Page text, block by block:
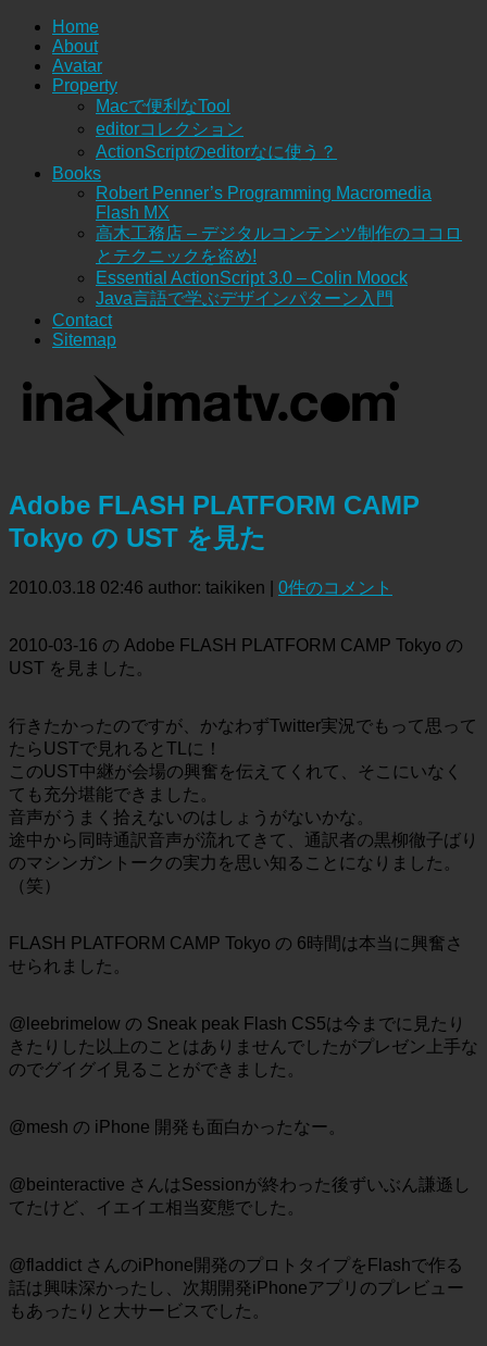
Home
About
Avatar
Property
Macで便利なTool
editorコレクション
ActionScriptのeditorなに使う？
Books
Robert Penner’s Programming Macromedia
Flash MX
高木工務店 – デジタルコンテンツ制作のココロ
とテクニックを盗め!
Essential ActionScript 3.0 – Colin Moock
Java言語で学ぶデザインパターン入門
Contact
Sitemap
Adobe FLASH PLATFORM CAMP
Tokyo の UST を見た
2010.03.18 02:46 author: taikiken 0件のコメント
2010-03-16 の Adobe FLASH PLATFORM CAMP Tokyo の
UST を見ました。
行きたかったのですが、かなわずTwitter実況でもって思って
たらUSTで見れるとTLに！
このUST中継が会場の興奮を伝えてくれて、そこにいなく
ても充分堪能できました。
音声がうまく拾えないのはしょうがないかな。
途中から同時通訳音声が流れてきて、通訳者の黒柳徹子ばり
のマシンガントークの実力を思い知ることになりました。
（笑）
FLASH PLATFORM CAMP Tokyo の 6時間は本当に興奮さ
せられました。
@leebrimelow の Sneak peak Flash CS5は今までに見たり
きたりした以上のことはありませんでしたがプレゼン上手な
のでグイグイ見ることができました。
@mesh の iPhone 開発も面白かったなー。
@beinteractive さんはSessionが終わった後ずいぶん謙遜し
てたけど、イエイエ相当変態でした。
@fladdict さんのiPhone開発のプロトタイプをFlashで作る
話は興味深かったし、次期開発iPhoneアプリのプレビュー
もあったりと大サービスでした。